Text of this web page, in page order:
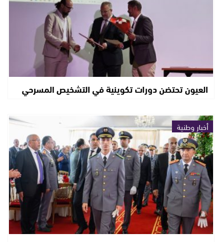
العيون تحتضن دورات تكوينية في التشخيص المسرحي
أخبار وطنية